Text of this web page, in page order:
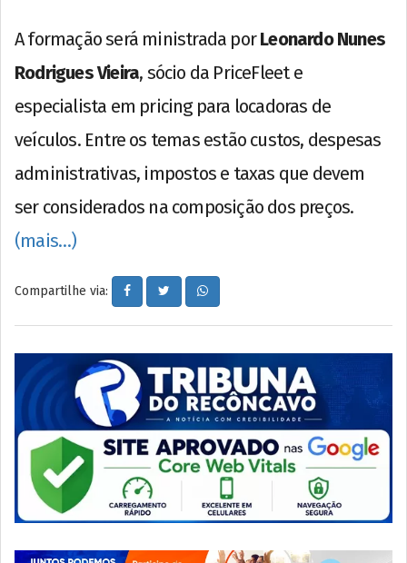
A formação será ministrada porLeonardo Nunes
Rodrigues Vieira, sócio da PriceFleet e
especialista em pricing para locadoras de
veículos. Entre os temas estão custos, despesas
administrativas, impostos e taxas que devem
ser considerados na composição dos preços.
(mais…)
Compartilhe via: